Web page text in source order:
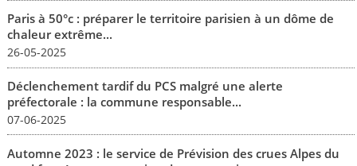
Paris à 50°c : préparer le territoire parisien à un dôme de
chaleur extrême...
26-05-2025
Déclenchement tardif du PCS malgré une alerte
préfectorale : la commune responsable...
07-06-2025
Automne 2023 : le service de Prévision des crues Alpes du